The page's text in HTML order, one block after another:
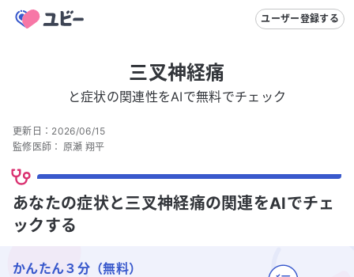
ユーザー登録する
三叉神経痛
と症状の関連性をAIで無料でチェック
更新日： 2026/06/15
監修医師： 原瀬 翔平
あなたの症状と三叉神経痛の関連をAIでチェ
ックする
かんたん３分（無料）